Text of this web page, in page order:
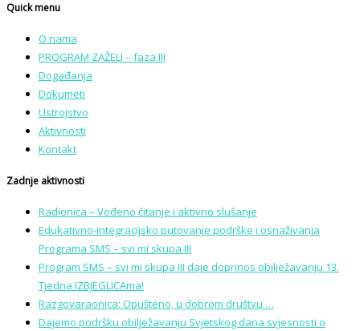
Quick menu
O nama
PROGRAM ZAŽELI – faza III
Događanja
Dokumeti
Ustrojstvo
Aktivnosti
Kontakt
Zadnje aktivnosti
Radionica – Vođeno čitanje i aktivno slušanje
Edukativno-integracijsko putovanje podrške i osnaživanja
Programa SMS – svi mi skupa III
Program SMS – svi mi skupa III daje doprinos obilježavanju 13.
Tjedna IZBJEGLICAma!
Razgovaraonica: Opušteno, u dobrom društvu …
Dajemo podršku obilježavanju Svjetskog dana svjesnosti o